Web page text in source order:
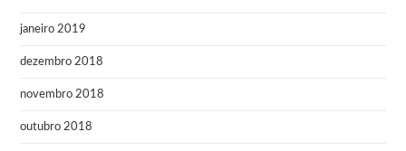
janeiro 2019
dezembro 2018
novembro 2018
outubro 2018